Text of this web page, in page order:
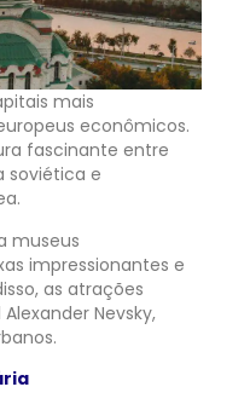
mais
econômicos.
fascinante entre
soviética e
museus
impressionantes e
as atrações
Nevsky,